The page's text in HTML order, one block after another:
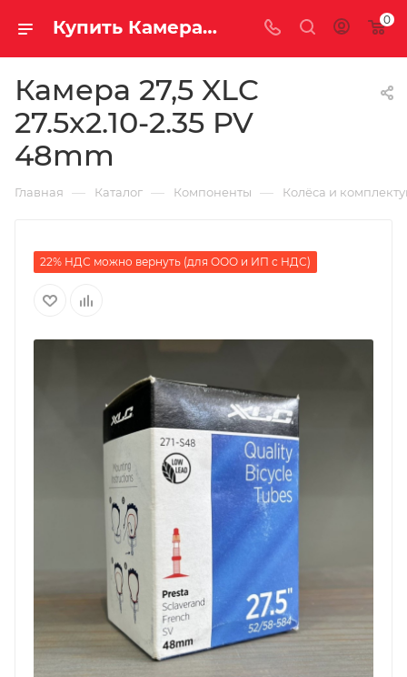
Купить Камера 27,5 XLC 27.5x2.10-2.35 PV 48mm за рублей, а со скидкой 0
Камера 27,5 XLC
27.5x2.10-2.35 PV
48mm
Главная — Каталог — Компоненты — Колёса и
22% НДС можно вернуть (для ООО и ИП с НДС)